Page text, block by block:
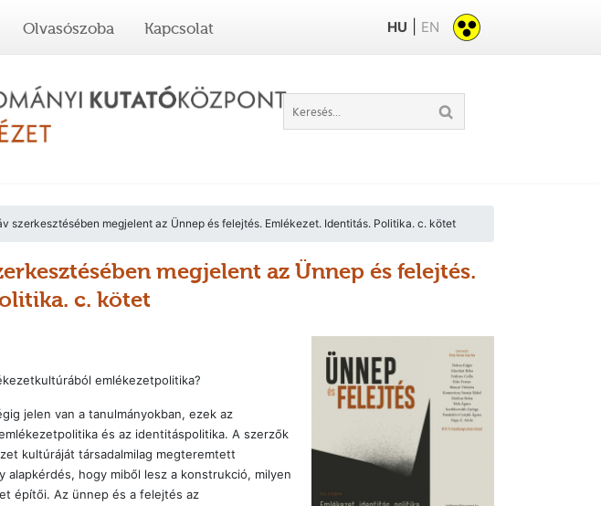
Olvasószoba Kapcsolat HU EN
szerkesztésében megjelent az Ünnep és felejtés. Emlékezet. Identitás. Politika. c. kötet
megjelent az Ünnep és felejtés.
c. kötet
emlékezetpolitika?
jelen van a tanulmányokban, ezek az
és az identitáspolitika. A szerzők
kultúráját társadalmilag megteremtett
alapkérdés, hogy miből lesz a konstrukció, milyen
építői. Az ünnep és a felejtés az